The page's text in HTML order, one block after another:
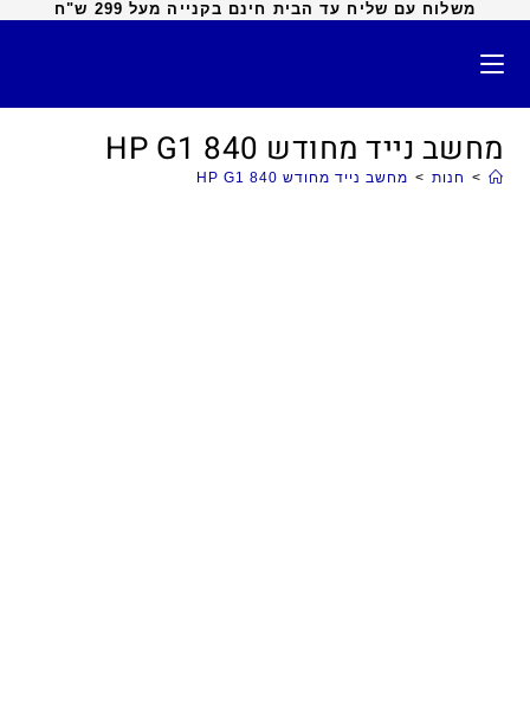
משלוח עם שליח עד הבית חינם בקנייה מעל 299 ש"ח
מחשב נייד מחודש HP G1‎ 840
> חנות > מחשב נייד מחודש HP G1‎ 840